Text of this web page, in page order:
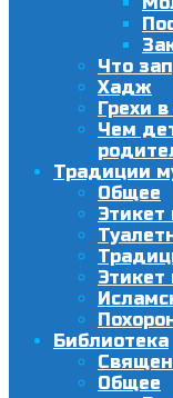
Что
Хадж
Грехи
Чем
Традиции
Общее
Этикет
Библиотека
Общее